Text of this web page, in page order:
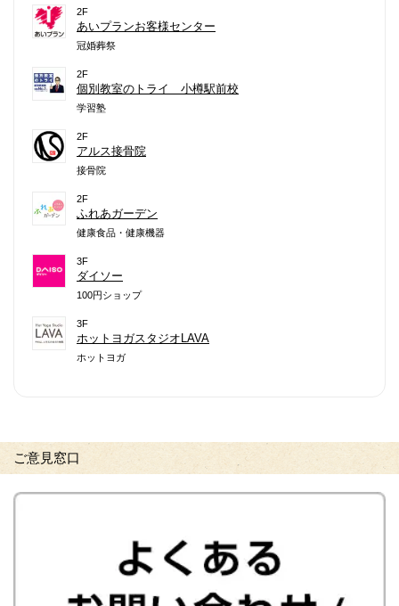
2F
あいプランお客様センター
冠婚葬祭
2F
個別教室のトライ 小樽駅前校
学習塾
2F
アルス接骨院
接骨院
2F
ふれあガーデン
健康食品・健康機器
3F
ダイソー
100円ショップ
3F
ホットヨガスタジオLAVA
ホットヨガ
ご意見窓口